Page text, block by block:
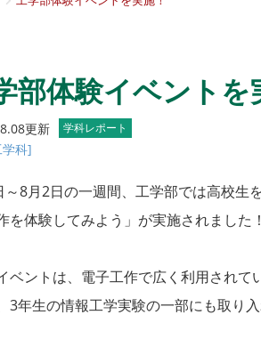
部体験イベントを
更新 学科レポート
科]
8月2日の一週間、工学部では高校生
を体験してみよう」が実施されました！
ベントは、電子工作で広く利用されて
3年生の情報工学実験の一部にも取り